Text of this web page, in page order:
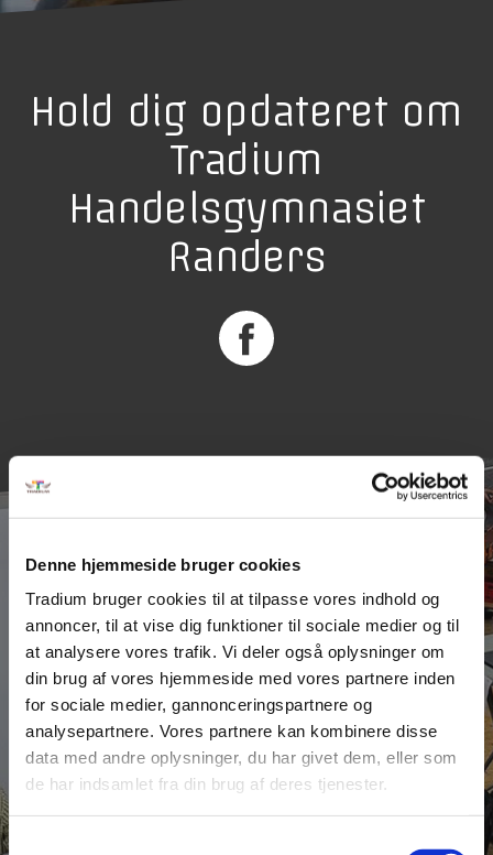
Denne hjemmeside bruger cookies
Tradium bruger cookies til at tilpasse vores indhold og
annoncer, til at vise dig funktioner til sociale medier og til
at analysere vores trafik. Vi deler også oplysninger om
din brug af vores hjemmeside med vores partnere inden
for sociale medier, gannonceringspartnere og
analysepartnere. Vores partnere kan kombinere disse
data med andre oplysninger, du har givet dem, eller som
de har indsamlet fra din brug af deres tjenester.
Samtykkevalg
Hold dig opdateret om
Tradium
Handelsgymnasiet
Randers
Elever tager deres
uddannelse til næste
niveau